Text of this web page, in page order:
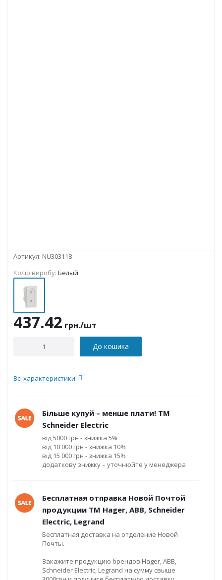
Артикул: NU303118
Колір виробу: Белый
437.42 грн./шт
До кошика
Всі характеристики
Більше купуй – менше плати! ТМ
Schneider Electric
від 5000 грн - знижка 5%
від 10 000 грн - знижка 10%
від 15 000 грн - знижка 15%
додаткову знижку – уточнюйте у менеджера
Бесплатная отправка Новой Почтой
продукции ТМ Hager, ABB, Schneider
Electric, Legrand
Бесплатная доставка на отделение Новой
Почты.
Закажите продукцию брендов Hager, ABB,
Schneider Electric, Legrand на сумму свыше